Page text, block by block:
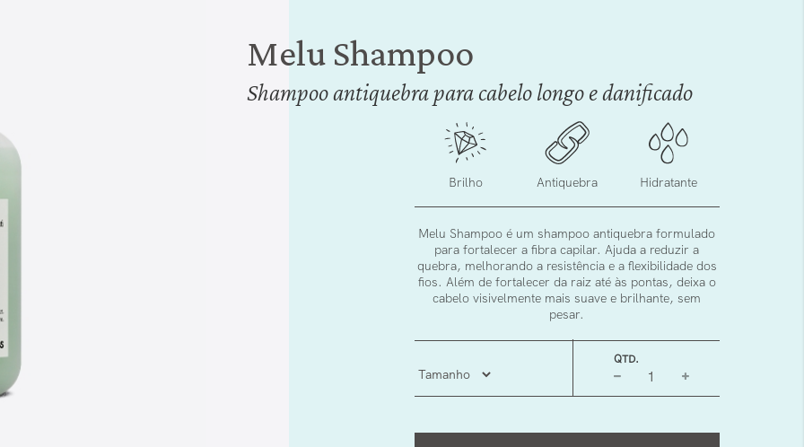
Melu Shampoo
Shampoo antiquebra para cabelo longo e danificado
Brilho Antiquebra Hidratante
Melu Shampoo é um shampoo antiquebra formulado
para fortalecer a fibra capilar. Ajuda a reduzir a
quebra, melhorando a resistência e a flexibilidade dos
fios. Além de fortalecer da raiz até às pontas, deixa o
cabelo visivelmente mais suave e brilhante, sem
pesar.
QTD.